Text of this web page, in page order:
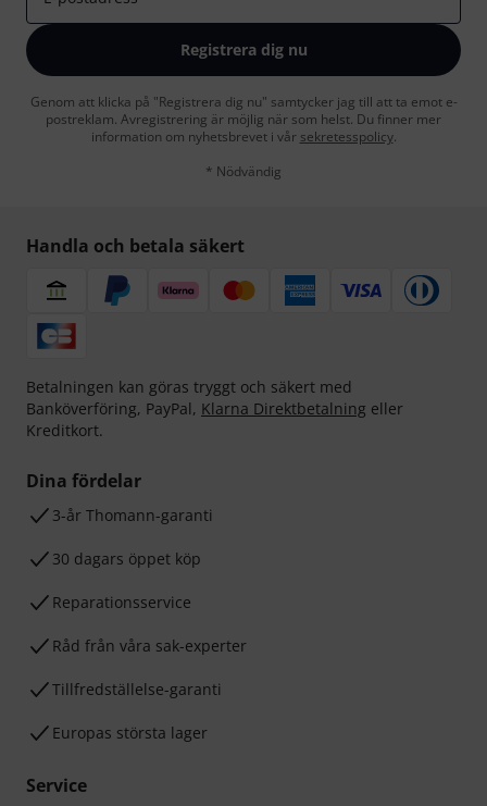
Registrera dig nu
Genom att klicka på "Registrera dig nu" samtycker jag till att ta emot e-
postreklam. Avregistrering är möjlig när som helst. Du finner mer
information om nyhetsbrevet i vår sekretesspolicy.
* Nödvändig
Handla och betala säkert
Betalningen kan göras tryggt och säkert med
Banköverföring, PayPal, Klarna Direktbetalning eller
Kreditkort.
Dina fördelar
3-år Thomann-garanti
30 dagars öppet köp
Reparationsservice
Råd från våra sak-experter
Tillfredställelse-garanti
Europas största lager
Service